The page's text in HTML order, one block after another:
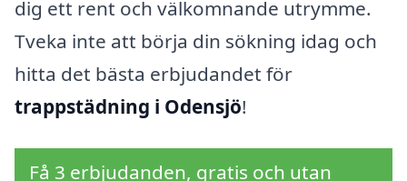
dig ett rent och välkomnande utrymme.
Tveka inte att börja din sökning idag och
hitta det bästa erbjudandet för
trappstädning i Odensjö!
Få 3 erbjudanden, gratis och utan